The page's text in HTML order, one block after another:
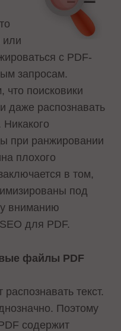
или
с PDF-
запросам.
что поисковики
и даже распознавать
при ранжировании
плохого
в том,
под
вниманию
для PDF.
файлы PDF
текст.
Поэтому
содержит